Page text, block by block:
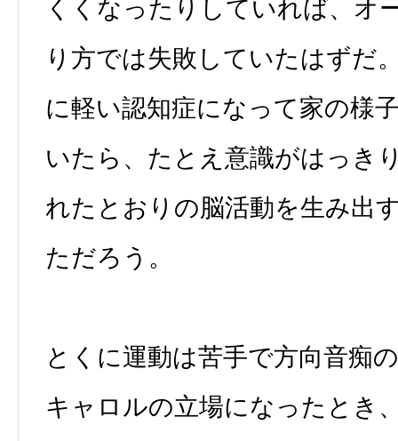
くくなったりしていれば、オ
り方では失敗していたはずだ
に軽い認知症になって家の様
いたら、たとえ意識がはっき
れたとおりの脳活動を生み出
ただろう。
とくに運動は苦手で方向音痴
キャロルの立場になったとき